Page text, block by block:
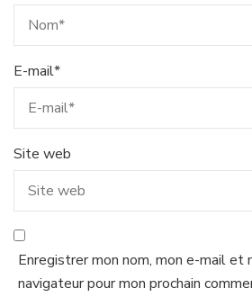
E-mail*
Site web
Enregistrer mon nom, mon e-mail et
navigateur pour mon prochain